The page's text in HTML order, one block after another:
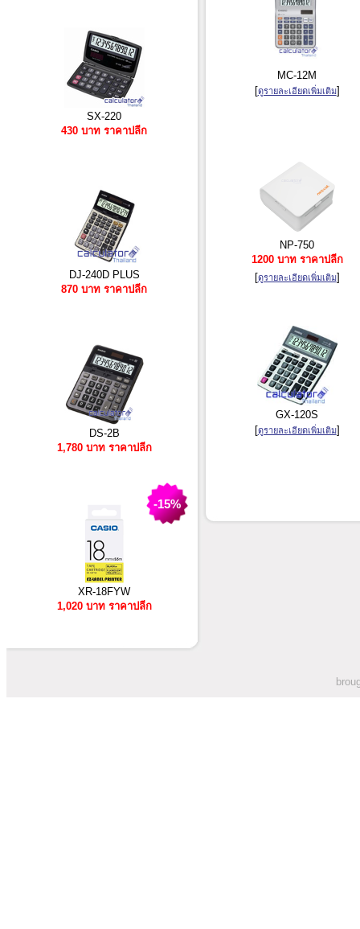
SX-220
430 บาท ราคาปลีก
DJ-240D PLUS
870 บาท ราคาปลีก
DS-2B
1,780 บาท ราคาปลีก
XR-18FYW
1,020 บาท ราคาปลีก
-15%
MC-12M
[ดูรายละเอียดเพิ่มเติม]
NP-750
1200 บาท ราคาปลีก
[ดูรายละเอียดเพิ่มเติม]
GX-120S
[ดูรายละเอียดเพิ่มเติม]